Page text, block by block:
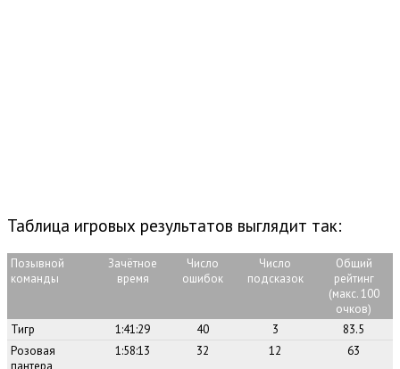
Таблица игровых результатов выглядит так:
Позывной
команды
Зачётное
время
Число
ошибок
Число
подсказок
Общий
рейтинг
(макс. 100
очков)
Тигр
1:41:29 40 3
83.5
Розовая
1:58:13 32 12 63